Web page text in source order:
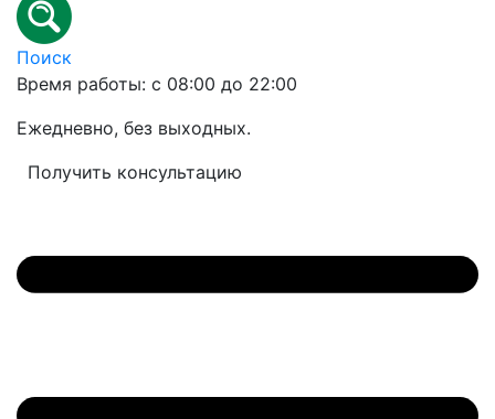
Поиск
Время работы: с 08:00 до 22:00
Ежедневно, без выходных.
Получить консультацию